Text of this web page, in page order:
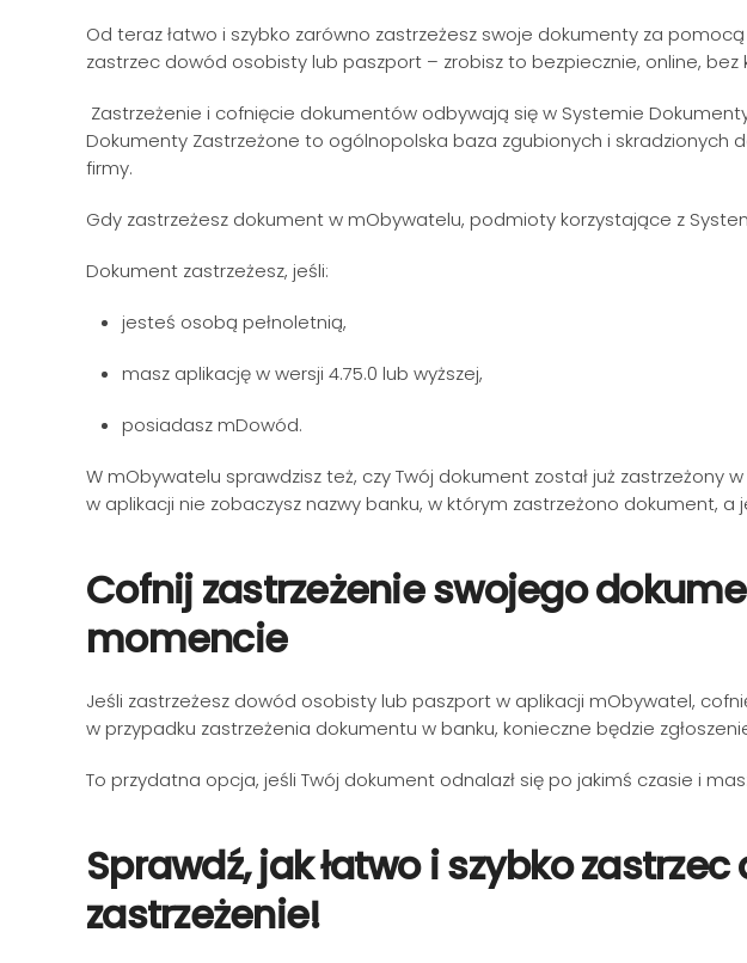
Od teraz łatwo i szybko zarówno zastrzeżesz swoje dokumenty za
zastrzec dowód osobisty lub paszport – zrobisz to bezpiecznie, online,
Zastrzeżenie i cofnięcie dokumentów odbywają się w Systemie
Dokumenty Zastrzeżone to ogólnopolska baza zgubionych i skradzionych
firmy.
Gdy zastrzeżesz dokument w mObywatelu, podmioty korzystające z
Dokument zastrzeżesz, jeśli:
jesteś osobą pełnoletnią,
masz aplikację w wersji 4.75.0 lub wyższej,
posiadasz mDowód.
W mObywatelu sprawdzisz też, czy Twój dokument został już
w aplikacji nie zobaczysz nazwy banku, w którym zastrzeżono dokument,
Cofnij zastrzeżenie swojego
momencie
Jeśli zastrzeżesz dowód osobisty lub paszport w aplikacji mObywatel,
w przypadku zastrzeżenia dokumentu w banku, konieczne będzie
To przydatna opcja, jeśli Twój dokument odnalazł się po jakimś czasie i
Sprawdź, jak łatwo i szybko
zastrzeżenie!